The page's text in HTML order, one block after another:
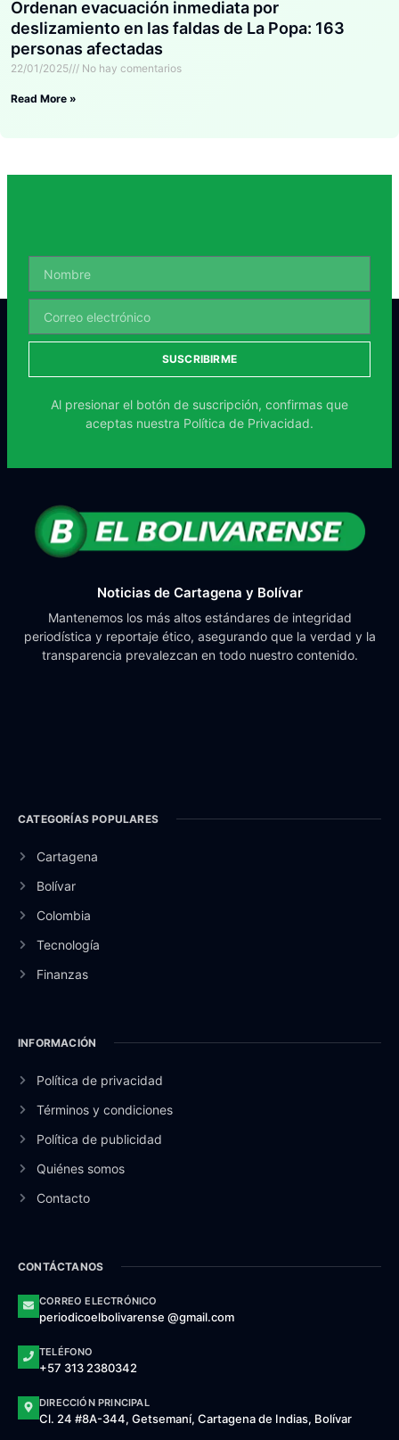
Ordenan evacuación inmediata por
deslizamiento en las faldas de La Popa: 163
personas afectadas
22/01/2025 No hay comentarios
Read More »
SUSCRIBIRME
Al presionar el botón de suscripción, confirmas que
aceptas nuestra Política de Privacidad.
Noticias de Cartagena y Bolívar
Mantenemos los más altos estándares de integridad
periodística y reportaje ético, asegurando que la verdad y la
transparencia prevalezcan en todo nuestro contenido.
CATEGORÍAS POPULARES
Cartagena
Bolívar
Colombia
Tecnología
Finanzas
INFORMACIÓN
Política de privacidad
Términos y condiciones
Política de publicidad
Quiénes somos
Contacto
CONTÁCTANOS
CORREO ELECTRÓNICO
periodicoelbolivarense @gmail.com
TELÉFONO
+57 313 2380342
DIRECCIÓN PRINCIPAL
Cl. 24 #8A-344, Getsemaní, Cartagena de Indias, Bolívar